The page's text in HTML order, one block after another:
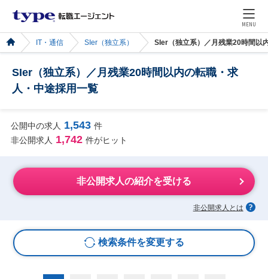
MENU
IT・通信 SIer（独立系） SIer（独立系）／月残業20時間以
SIer（独立系）／月残業20時間以内の転職・求
人・中途採用一覧
公開中の求人 1,543 件
非公開求人 1,742 件がヒット
非公開求人の紹介を受ける
非公開求人とは
検索条件を変更する